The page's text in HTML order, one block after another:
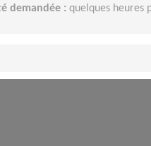
demandée : quelques heures